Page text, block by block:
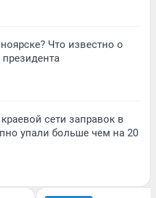
Что известно о
сети заправок в
упали больше чем на 20